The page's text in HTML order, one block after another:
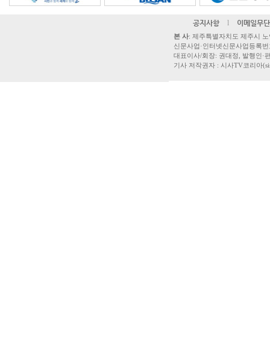
공지사항 l 이메일무
본 사: 제주특별자치도 제주시
신문사업·인터넷신문사업등록
대표이사/회장: 권대정, 발행인·
기사 저작권자 : 시사TV코리아